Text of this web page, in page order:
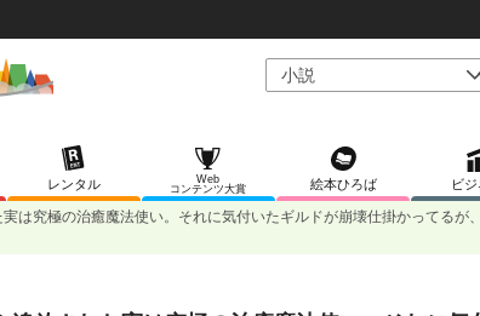
レンタル
Web
コンテンツ大賞
絵本ひろば ビジ
は究極の治癒魔法使い。それに気付いたギルドが崩壊仕掛かってるが